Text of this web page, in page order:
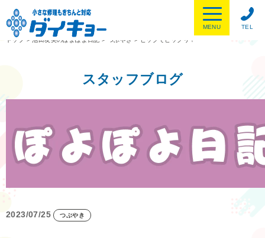
TEL
MENU
トップ
> 池田友美のぽよぽよ日記 > つぶやき > ビッグでビックリ！
スタッフブログ
2023/07/25 つぶやき